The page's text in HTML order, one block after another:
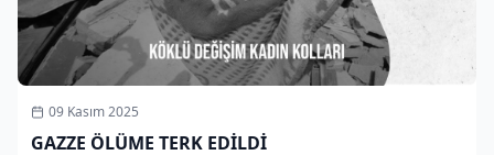
09 Kasım 2025
GAZZE ÖLÜME TERK EDİLDİ